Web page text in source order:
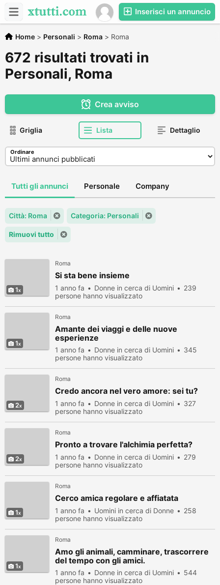
Inserisci un annuncio
Home > Personali > Roma > Roma
672 risultati trovati in
Personali, Roma
Crea avviso
Griglia Lista Dettaglio
Ordinare
Tutti gli annunci Personale Company
Città: Roma Categoria: Personali
Rimuovi tutto
1
Roma
Si sta bene insieme
1 anno fa Donne in cerca di Uomini
239
persone hanno visualizzato
1
Roma
Amante dei viaggi e delle nuove
esperienze
1 anno fa Donne in cerca di Uomini
345
persone hanno visualizzato
2
Roma
Credo ancora nel vero amore: sei tu?
1 anno fa Donne in cerca di Uomini
327
persone hanno visualizzato
2
Roma
Pronto a trovare l'alchimia perfetta?
1 anno fa Donne in cerca di Uomini
279
persone hanno visualizzato
1
Roma
Cerco amica regolare e affiatata
1 anno fa Uomini in cerca di Donne
258
persone hanno visualizzato
1
Roma
Amo gli animali, camminare, trascorrere
del tempo con gli amici.
1 anno fa Donne in cerca di Uomini
544
persone hanno visualizzato